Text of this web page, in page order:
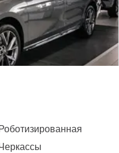
Роботизированная